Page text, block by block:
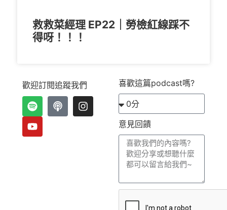
救救菜經理 EP22｜勞檢紅線踩不
得呀！！！
歡迎訂閱追蹤我們 喜歡這篇podcast嗎?
意見回饋